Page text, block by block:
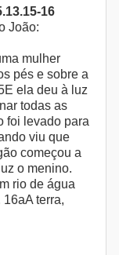
16
João:
mulher
pés e sobre a
ela deu à luz
todas as
foi levado para
viu que
começou a
o menino.
rio de água
terra,